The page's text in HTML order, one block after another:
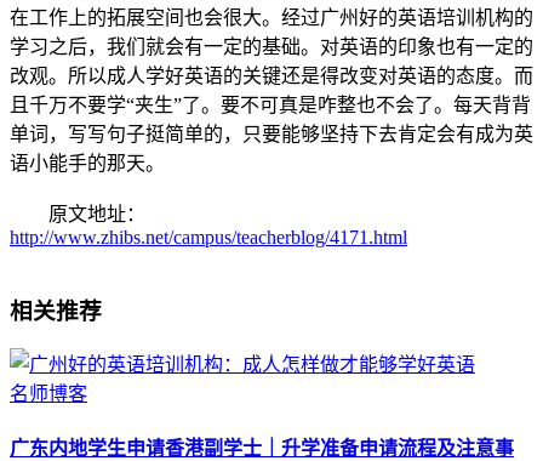
在工作上的拓展空间也会很大。经过广州好的英语培训机构的
学习之后，我们就会有一定的基础。对英语的印象也有一定的
改观。所以成人学好英语的关键还是得改变对英语的态度。而
且千万不要学“夹生”了。要不可真是咋整也不会了。每天背背
单词，写写句子挺简单的，只要能够坚持下去肯定会有成为英
语小能手的那天。
原文地址：
http://www.zhibs.net/campus/teacherblog/4171.html
相关推荐
名师博客
广东内地学生申请香港副学士｜升学准备申请流程及注意事